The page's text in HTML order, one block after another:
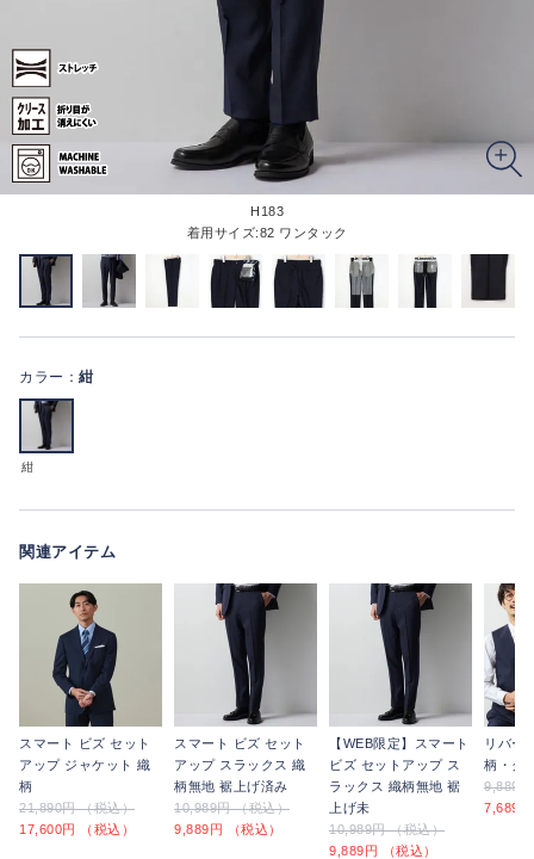
H183
着用サイズ:82 ワンタック
カラー： 紺
紺
関連アイテム
スマート ビズ セット
アップ ジャケット 織
柄
21,890円 （税込）
17,600円 （税込）
スマート ビズ セット
アップ スラックス 織
柄無地 裾上げ済み
10,989円 （税込）
9,889円 （税込）
【WEB限定】スマート
ビズ セットアップ ス
ラックス 織柄無地 裾
上げ未
10,989円 （税込）
9,889円 （税込）
リバー
柄・グ
9,889
7,689